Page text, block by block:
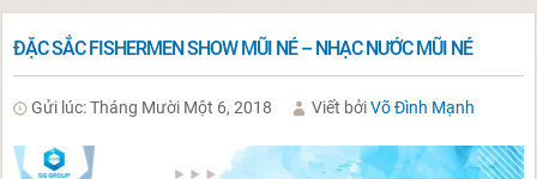
ĐẶC SẮC FISHERMEN SHOW MŨI NÉ – NHẠC NƯỚC MŨI NÉ
Gửi lúc: Tháng Mười Một 6, 2018 Viết bởiVõ Đình Mạnh